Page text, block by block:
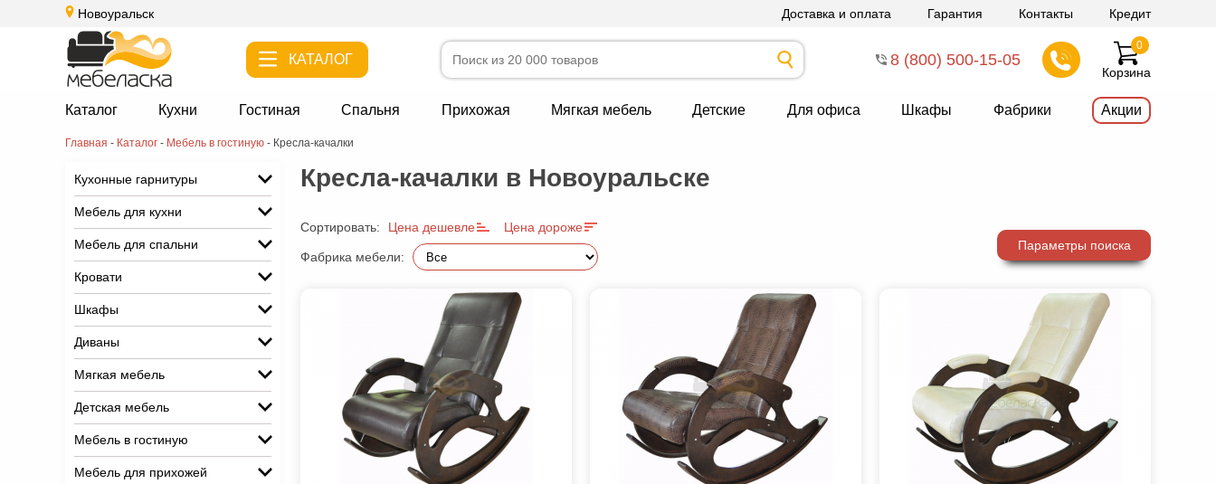
Новоуральск Доставка и оплата Гарантия Контакты Кредит
КАТАЛОГ 8 (800) 500-15-05
Корзина
0
Каталог Кухни Гостиная Спальня Прихожая Мягкая мебель Детские Для офиса Шкафы Фабрики Акции
Главная - Каталог - Мебель в гостиную - Кресла-качалки
Кухонные гарнитуры
Мебель для кухни
Мебель для спальни
Кровати
Шкафы
Диваны
Мягкая мебель
Детская мебель
Мебель в гостиную
Мебель для прихожей
Кресла-качалки в Новоуральске
Сортировать: Цена дешевле Цена дороже
Фабрика мебели:
Параметры поиска